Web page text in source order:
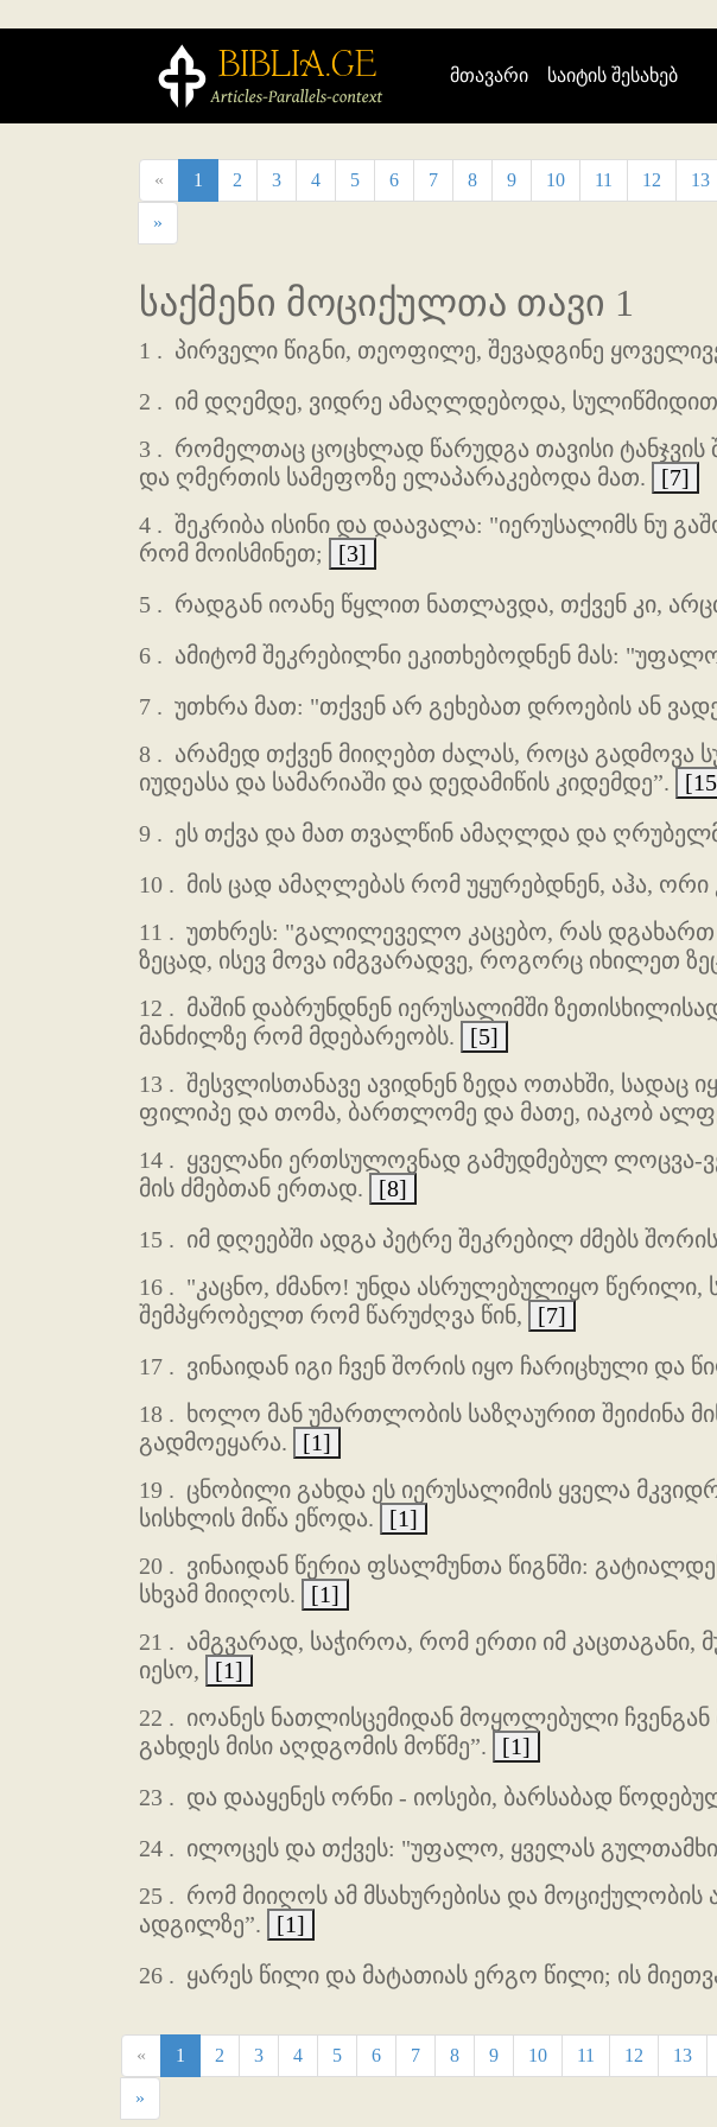
მთავარი (current)
საიტის შესახებ
« 1 2 3 4 5 6 7 8 9 10 11 12 13
»
საქმენი მოციქულთა თავი 1
1 . პირველი წიგნი, თეოფილე, შევადგინე
2 . იმ დღემდე, ვიდრე ამაღლდებოდა,
3 . რომელთაც ცოცხლად წარუდგა თავისი ტანჯვის
და ღმერთის სამეფოზე ელაპარაკებოდა მათ.
[7]
4 . შეკრიბა ისინი და დაავალა: "იერუსალიმს ნუ
რომ მოისმინეთ;
[3]
5 . რადგან იოანე წყლით ნათლავდა, თქვენ კი,
6 . ამიტომ შეკრებილნი ეკითხებოდნენ მას:
7 . უთხრა მათ: "თქვენ არ გეხებათ დროების ან
8 . არამედ თქვენ მიიღებთ ძალას, როცა გადმოვა
იუდეასა და სამარიაში და დედამიწის კიდემდე”.
9 . ეს თქვა და მათ თვალწინ ამაღლდა და
10 . მის ცად ამაღლებას რომ უყურებდნენ, აჰა,
11 . უთხრეს: "გალილეველო კაცებო, რას დგახართ
ზეცად, ისევ მოვა იმგვარადვე, როგორც იხილეთ
12 . მაშინ დაბრუნდნენ იერუსალიმში
მანძილზე რომ მდებარეობს.
[5]
13 . შესვლისთანავე ავიდნენ ზედა ოთახში, სადაც
ფილიპე და თომა, ბართლომე და მათე, იაკობ
14 . ყველანი ერთსულოვნად გამუდმებულ ლოცვა-
მის ძმებთან ერთად.
[8]
15 . იმ დღეებში ადგა პეტრე შეკრებილ ძმებს
16 . "კაცნო, ძმანო! უნდა ასრულებულიყო წერილი,
შემპყრობელთ რომ წარუძღვა წინ,
[7]
17 . ვინაიდან იგი ჩვენ შორის იყო ჩარიცხული და
18 . ხოლო მან უმართლობის საზღაურით შეიძინა
გადმოეყარა.
[1]
19 . ცნობილი გახდა ეს იერუსალიმის ყველა
სისხლის მიწა ეწოდა.
[1]
20 . ვინაიდან წერია ფსალმუნთა წიგნში:
სხვამ მიიღოს.
[1]
21 . ამგვარად, საჭიროა, რომ ერთი იმ
იესო,
[1]
22 . იოანეს ნათლისცემიდან მოყოლებული
გახდეს მისი აღდგომის მოწმე”.
[1]
23 . და დააყენეს ორნი - იოსები, ბარსაბად
24 . ილოცეს და თქვეს: "უფალო, ყველას
25 . რომ მიიღოს ამ მსახურებისა და
ადგილზე”.
[1]
26 . ყარეს წილი და მატათიას ერგო წილი; ის
« 1 2 3 4 5 6 7 8 9 10 11 12 13
»